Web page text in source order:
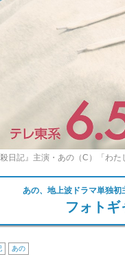
日記』主演・あの（C）「わ
あの、地上波ドラマ単独
フォトギ
あの